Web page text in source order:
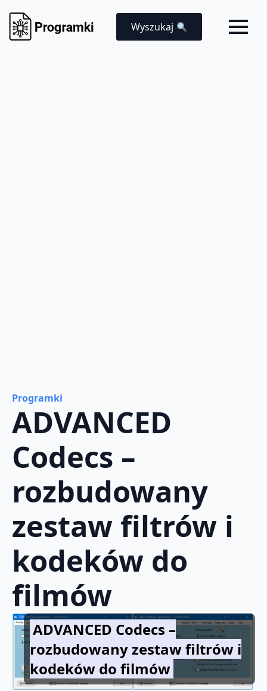
Wyszukaj
Programki
ADVANCED
Codecs –
rozbudowany
zestaw filtrów i
kodeków do
filmów
ADVANCED Codecs –
rozbudowany zestaw filtrów i
kodeków do filmów